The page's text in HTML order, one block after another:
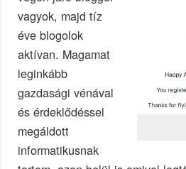
vagyok, majd tíz
éve blogolok
aktívan. Magamat
leginkább
gazdasági vénával
és érdeklődéssel
megáldott
informatikusnak